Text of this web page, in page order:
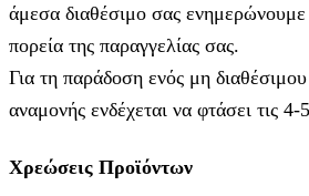
άμεσα διαθέσιμο σας ενημερώνουμε
πορεία της παραγγελίας σας.
Για τη παράδοση ενός μη
αναμονής ενδέχεται να φτάσει τις
Χρεώσεις Προϊόντων